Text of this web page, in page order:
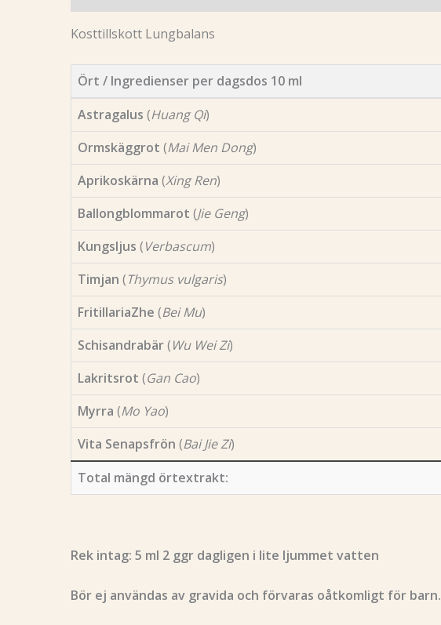
Kosttillskott Lungbalans
Ört / Ingredienser per dagsdos 10 ml
Astragalus (Huang Qi)
Ormskäggrot (Mai Men Dong)
Aprikoskärna (Xing Ren)
Ballongblommarot (Jie Geng)
Kungsljus (Verbascum)
Timjan (Thymus vulgaris)
FritillariaZhe (Bei Mu)
Schisandrabär(Wu Wei Zi)
Lakritsrot (Gan Cao)
Myrra (Mo Yao)
Vita Senapsfrön (Bai Jie Zi)
Total mängd örtextrakt:
Rek intag: 5 ml 2 ggr dagligen i lite ljummet vatten
Bör ej användas av gravida och förvaras oåtkomligt för barn.